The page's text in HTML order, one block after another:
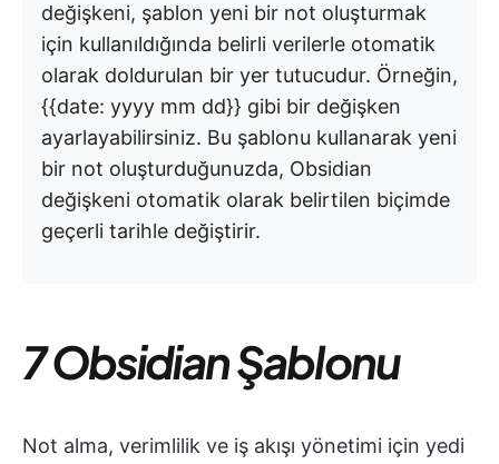
değişkeni, şablon yeni bir not oluşturmak
için kullanıldığında belirli verilerle otomatik
olarak doldurulan bir yer tutucudur. Örneğin,
{{date: yyyy mm dd}} gibi bir değişken
ayarlayabilirsiniz. Bu şablonu kullanarak yeni
bir not oluşturduğunuzda, Obsidian
değişkeni otomatik olarak belirtilen biçimde
geçerli tarihle değiştirir.
7 Obsidian Şablonu
Not alma, verimlilik ve iş akışı yönetimi için yedi